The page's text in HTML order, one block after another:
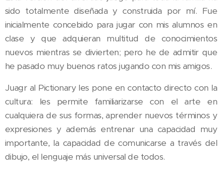
sido totalmente diseñada y construida por mí. Fue
inicialmente concebido para jugar con mis alumnos en
clase y que adquieran multitud de conocimientos
nuevos mientras se divierten; pero he de admitir que
he pasado muy buenos ratos jugando con mis amigos.
Juagr al Pictionary les pone en contacto directo con la
cultura: les permite familiarizarse con el arte en
cualquiera de sus formas, aprender nuevos términos y
expresiones y además entrenar una capacidad muy
importante, la capacidad de comunicarse a través del
dibujo, el lenguaje más universal de todos.
El Pictionary es
equipos que
consiste en
comunicar una
idea
únicamente a
través del
miembro de
cada equipo
realiza un
dibujo, y el
resto debe
adivinar de que
se trata antes
acabe el
El juego incluye:
100 tarjetas
donde se
indican los
dibujos a
realizar, un
almacenarlas,